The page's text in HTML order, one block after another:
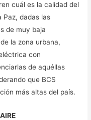
cuál es la calidad del
Paz, dadas las
de muy baja
la zona urbana,
con
de aquéllas
que BCS
más altas del país.